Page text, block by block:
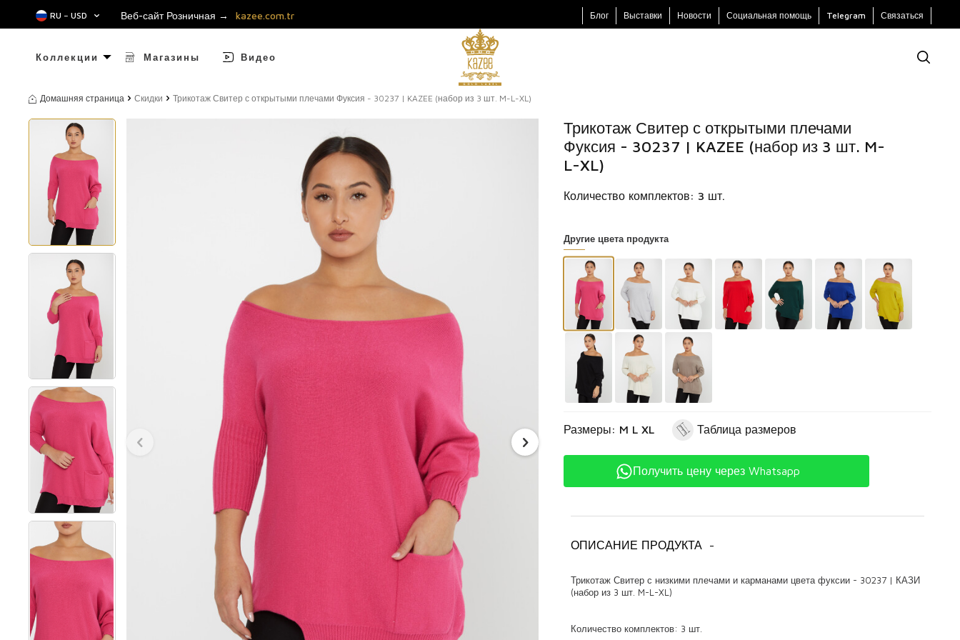
RU − USD Веб-сайт Розничная → kazee.com.tr Блог Выставки Новости Социальная помощь Telegram Связаться
Коллекции Магазины Видео
Домашняя страница Скидки Трикотаж Свитер с открытыми плечами Фуксия - 30237 | KAZEE (набор из 3 шт. M-L-XL)
Трикотаж Свитер с открытыми плечами
Фуксия - 30237 | KAZEE (набор из 3 шт. M-
L-XL)
Количество комплектов: 3 шт.
Другие цвета продукта
Размеры: M L XL Таблица размеров
Получить цену через Whatsapp
ОПИСАНИЕ ПРОДУКТА -
Трикотаж Свитер с низкими плечами и карманами цвета фуксии - 30237 | КАЗИ
(набор из 3 шт. M-L-XL)
Количество комплектов: 3 шт.